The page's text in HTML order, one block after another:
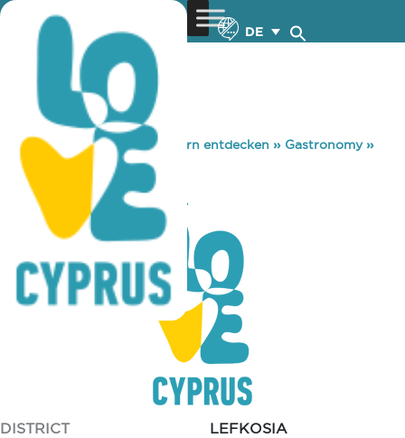
DE
You are here: Home »Zypern entdecken » Gastronomy»
PUNJABI DHABA
PUNJABI DHABA
DISTRICT
LEFKOSIA